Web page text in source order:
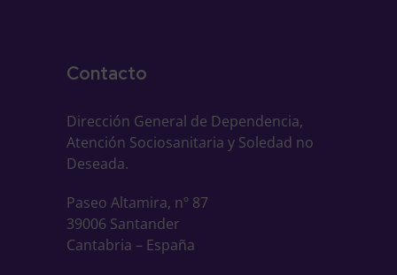
Contacto
Dirección General de Dependencia,
Atención Sociosanitaria y Soledad no
Deseada.
Paseo Altamira, nº 87
39006 Santander
Cantabria – España